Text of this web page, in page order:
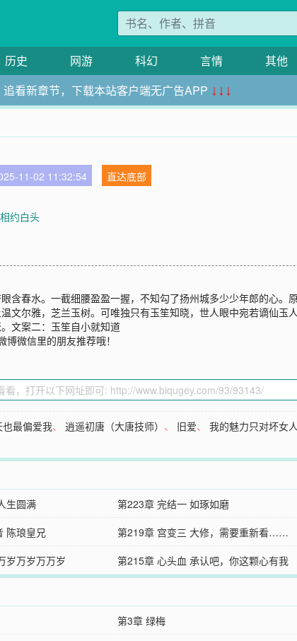
历史 网游 科幻 言情 其他
追看新章节，下载本站客户端无广告APP ↓↓↓
11-02 11:32:54
直达底部
约白头
含春水。一截细腰盈盈一握，不知勾了扬州城多少少年郎的心。
文尔雅，芝兰玉树。可唯独只有玉笙知晓，世人眼中宛若谪仙玉
文案二：玉笙自小就知道
微信里的朋友推荐哦！
最偏爱我、逍遥初唐（大唐技师） 、 旧爱、我的魅力只对坏女
生圆满 第223章 完结一 如琢如磨
陈琅皇兄 第219章 宫变三 大修，需要重新看……
岁万岁万万岁 第215章 心头血 承认吧，你这颗心有我
第3章 绿梅